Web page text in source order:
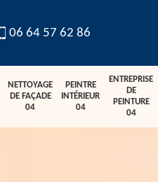
06 64 57 62 86
NETTOYAGE
DE FAÇADE
04
PEINTRE
INTÉRIEUR
04
ENTREPRISE
DE
PEINTURE
04